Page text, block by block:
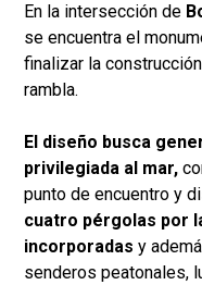
En la intersección de
se encuentra el
finalizar la
rambla.
El diseño busca
privilegiada al mar,
punto de encuentro y
cuatro pérgolas por
incorporadas y
senderos peatonales,